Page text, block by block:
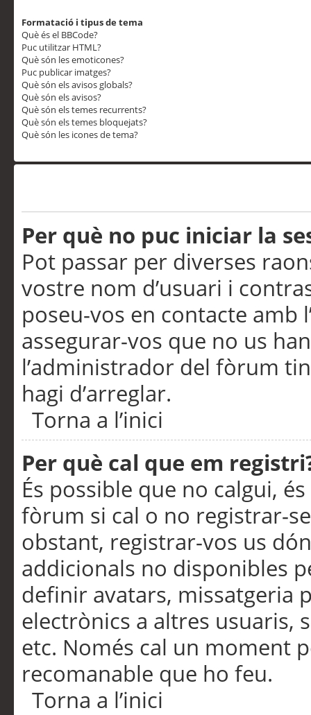
Formatació i tipus de tema
Què és el BBCode?
Puc utilitzar HTML?
Què són les emoticones?
Puc publicar imatges?
Què són els avisos globals?
Què són els avisos?
Què són els temes recurrents?
Què són els temes bloquejats?
Què són les icones de tema?
Per què no puc iniciar la
Pot passar per diverses
vostre nom d’usuari i
poseu-vos en contacte
assegurar-vos que no us
l’administrador del fòrum
hagi d’arreglar.
Torna a l’inici
Per què cal que em
És possible que no calgui,
fòrum si cal o no registrar-
obstant, registrar-vos us
addicionals no disponibles
definir avatars, missatgeria
electrònics a altres usuaris,
etc. Només cal un moment
recomanable que ho feu.
Torna a l’inici